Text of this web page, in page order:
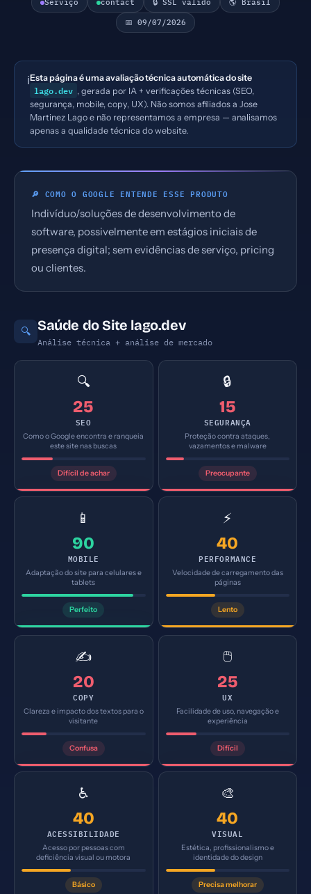
Serviço contact 🔒 SSL válido 🌎 Brasil
📅 09/07/2026
ℹ️Esta página é uma avaliação técnica automática do site
lago.dev , gerada por IA + verificações técnicas (SEO,
segurança, mobile, copy, UX). Não somos afiliados a Jose
Martinez Lago e não representamos a empresa — analisamos
apenas a qualidade técnica do website.
🔎 COMO O GOOGLE ENTENDE ESSE PRODUTO
Indivíduo/soluções de desenvolvimento de
software, possivelmente em estágios iniciais de
presença digital; sem evidências de serviço, pricing
ou clientes.
🔍 Saúde do Site lago.dev
Análise técnica + análise de mercado
🔍
25
SEO
Como o Google encontra e ranqueia
este site nas buscas
Difícil de achar
🔒
15
SEGURANÇA
Proteção contra ataques,
vazamentos e malware
Preocupante
📱
90
MOBILE
Adaptação do site para celulares e
tablets
Perfeito
⚡
40
PERFORMANCE
Velocidade de carregamento das
páginas
Lento
✍️
20
COPY
Clareza e impacto dos textos para o
visitante
Confusa
🖱️
25
UX
Facilidade de uso, navegação e
experiência
Difícil
♿
40
ACESSIBILIDADE
Acesso por pessoas com
deficiência visual ou motora
Básico
🎨
40
VISUAL
Estética, profissionalismo e
identidade do design
Precisa melhorar